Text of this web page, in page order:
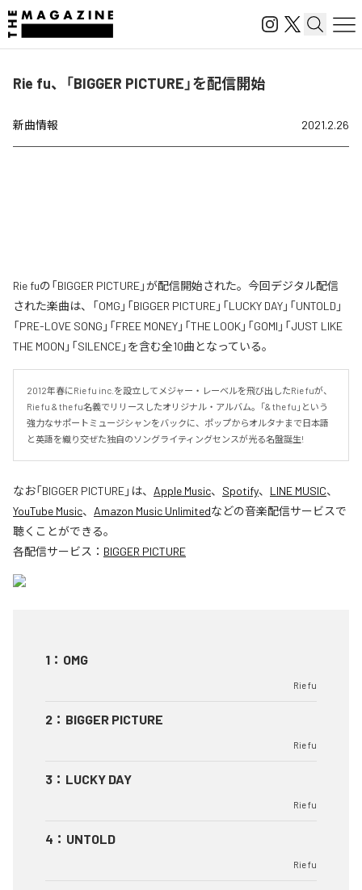
Rie fu、「BIGGER PICTURE」を配信開始
新曲情報 2021.2.26
Rie fuの「BIGGER PICTURE」が配信開始された。今回デジタル配信
された楽曲は、「OMG」「BIGGER PICTURE」「LUCKY DAY」「UNTOLD」
「PRE-LOVE SONG」「FREE MONEY」「THE LOOK」「GOMI」「JUST LIKE
THE MOON」「SILENCE」を含む全10曲となっている。
2012年春にRie fu inc.を設立してメジャー・レーベルを飛び出したRie fuが、
Rie fu & the fu名義でリリースしたオリジナル・アルバム。「& the fu」という
強力なサポートミュージシャンをバックに、ポップからオルタナまで日本語
と英語を織り交ぜた独自のソングライティングセンスが光る名盤誕生!
なお「BIGGER PICTURE」は、 Apple Music、 Spotify、 LINE MUSIC、
YouTube Music、 Amazon Music Unlimitedなどの音楽配信サービスで
聴くことができる。
各配信サービス： BIGGER PICTURE
1 ： OMG
Rie fu
2 ： BIGGER PICTURE
Rie fu
3 ： LUCKY DAY
Rie fu
4 ： UNTOLD
Rie fu